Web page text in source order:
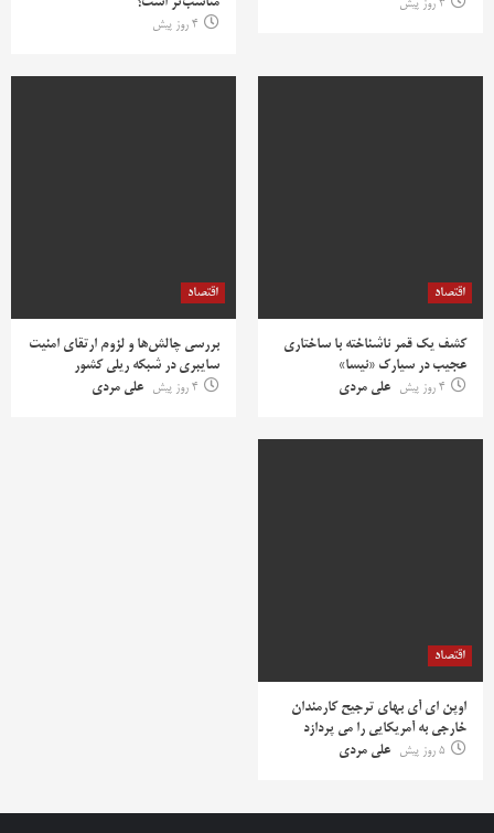
3 روز پیش
مناسب‌تر است؟
4 روز پیش
اقتصاد
کشف یک قمر ناشناخته با ساختاری
عجیب در سیارک «نیسا»
4 روز پیش
علی مردی
اقتصاد
بررسی چالش‌ها و لزوم ارتقای امنیت
سایبری در شبکه ریلی کشور
4 روز پیش
علی مردی
اقتصاد
اوپن ای آی بهای ترجیح کارمندان
خارجی به آمریکایی را می پردازد
5 روز پیش
علی مردی